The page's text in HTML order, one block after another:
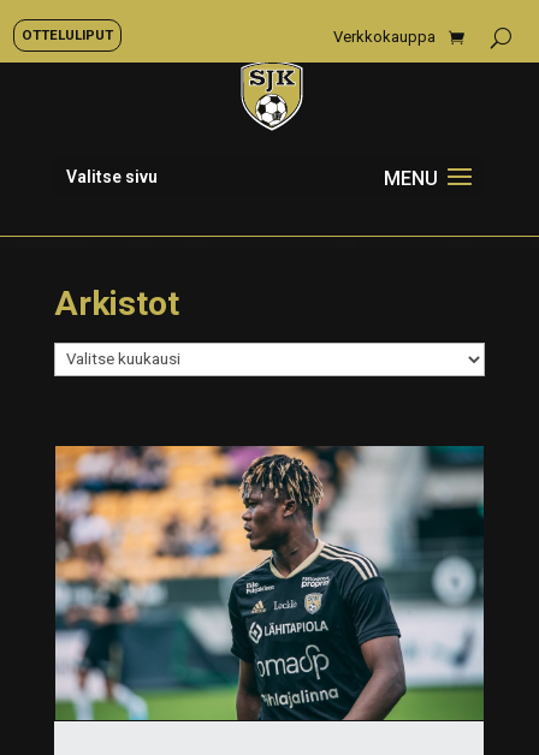
OTTELULIPUT Verkkokauppa
Valitse sivu
Arkistot
Arkistot